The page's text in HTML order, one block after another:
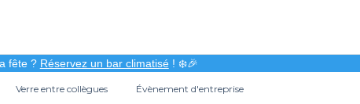
fête ? Réservez un bar climatisé! ❄️🎉
Verre entre collègues Évènement d'entreprise